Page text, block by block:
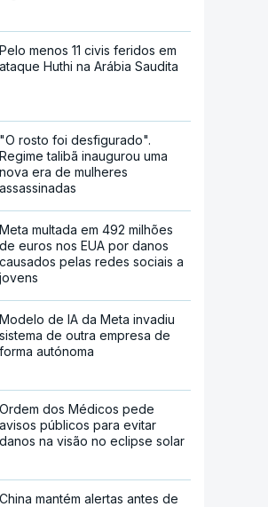
Pelo menos 11 civis feridos em
ataque Huthi na Arábia Saudita
"O rosto foi desfigurado".
Regime talibã inaugurou uma
nova era de mulheres
assassinadas
Meta multada em 492 milhões
de euros nos EUA por danos
causados pelas redes sociais a
jovens
Modelo de IA da Meta invadiu
sistema de outra empresa de
forma autónoma
Ordem dos Médicos pede
avisos públicos para evitar
danos na visão no eclipse solar
China mantém alertas antes de